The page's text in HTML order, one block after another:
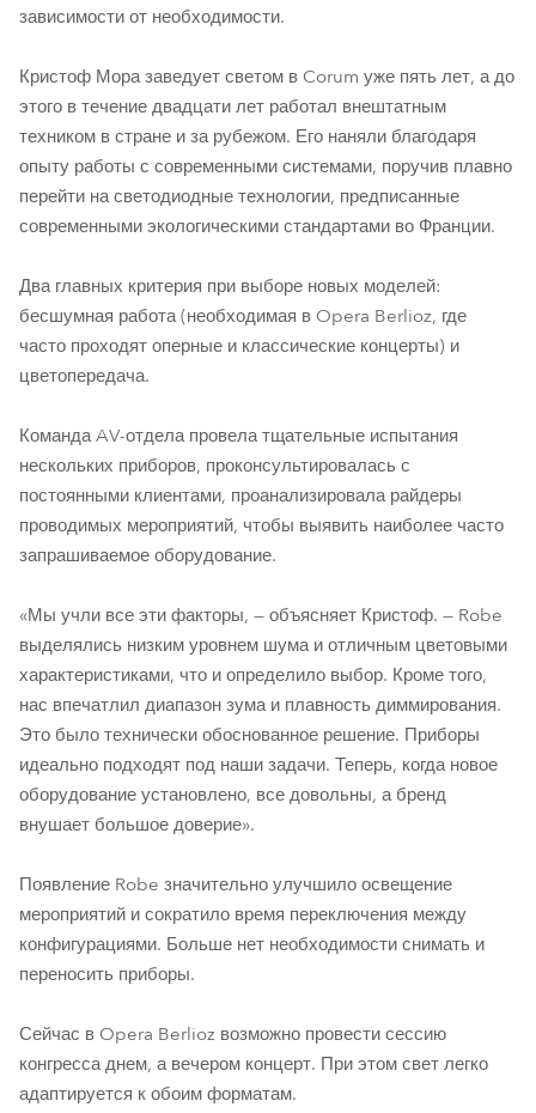
зависимости от необходимости.
Кристоф Мора заведует светом в Corum уже пять лет, а до
этого в течение двадцати лет работал внештатным
техником в стране и за рубежом. Его наняли благодаря
опыту работы с современными системами, поручив плавно
перейти на светодиодные технологии, предписанные
современными экологическими стандартами во Франции.
Два главных критерия при выборе новых моделей:
бесшумная работа (необходимая в Opera Berlioz, где
часто проходят оперные и классические концерты) и
цветопередача.
Команда AV-отдела провела тщательные испытания
нескольких приборов, проконсультировалась с
постоянными клиентами, проанализировала райдеры
проводимых мероприятий, чтобы выявить наиболее часто
запрашиваемое оборудование.
«Мы учли все эти факторы, — объясняет Кристоф. — Robe
выделялись низким уровнем шума и отличным цветовыми
характеристиками, что и определило выбор. Кроме того,
нас впечатлил диапазон зума и плавность диммирования.
Это было технически обоснованное решение. Приборы
идеально подходят под наши задачи. Теперь, когда новое
оборудование установлено, все довольны, а бренд
внушает большое доверие».
Появление Robe значительно улучшило освещение
мероприятий и сократило время переключения между
конфигурациями. Больше нет необходимости снимать и
переносить приборы.
Сейчас в Opera Berlioz возможно провести сессию
конгресса днем, а вечером концерт. При этом свет легко
адаптируется к обоим форматам.